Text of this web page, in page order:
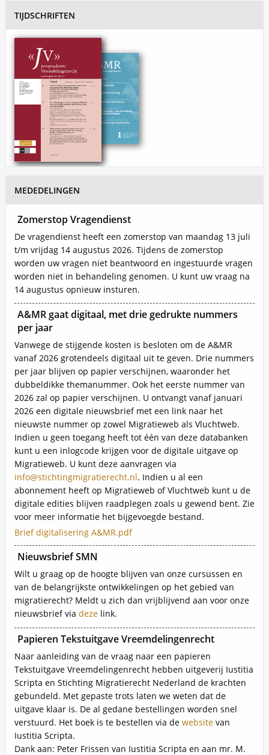
TIJDSCHRIFTEN
MEDEDELINGEN
Zomerstop Vragendienst
Inhoud
De vragendienst heeft een zomerstop van maandag 13 juli
t/m vrijdag 14 augustus 2026. Tijdens de zomerstop
worden uw vragen niet beantwoord en ingestuurde vragen
worden niet in behandeling genomen. U kunt uw vraag na
14 augustus opnieuw insturen.
A&MR gaat digitaal, met drie gedrukte nummers
per jaar
Inhoud
Vanwege de stijgende kosten is besloten om de A&MR
vanaf 2026 grotendeels digitaal uit te geven. Drie nummers
per jaar blijven op papier verschijnen, waaronder het
dubbeldikke themanummer. Ook het eerste nummer van
2026 zal op papier verschijnen. U ontvangt vanaf januari
2026 een digitale nieuwsbrief met een link naar het
nieuwste nummer op zowel Migratieweb als Vluchtweb.
Indien u geen toegang heeft tot één van deze databanken
kunt u een inlogcode krijgen voor de digitale uitgave op
Migratieweb. U kunt deze aanvragen via
info@stichtingmigratierecht.nl. Indien u al een
abonnement heeft op Migratieweb of Vluchtweb kunt u de
digitale edities blijven raadplegen zoals u gewend bent. Zie
voor meer informatie het bijgevoegde bestand.
Bestand
Brief digitalisering A&MR.pdf
Nieuwsbrief SMN
Inhoud
Wilt u graag op de hoogte blijven van onze cursussen en
van de belangrijkste ontwikkelingen op het gebied van
migratierecht? Meldt u zich dan vrijblijvend aan voor onze
nieuwsbrief via dezelink.
Papieren Tekstuitgave Vreemdelingenrecht
Inhoud
Naar aanleiding van de vraag naar een papieren
Tekstuitgave Vreemdelingenrecht hebben uitgeverij Iustitia
Scripta en Stichting Migratierecht Nederland de krachten
gebundeld. Met gepaste trots laten we weten dat de
uitgave klaar is. De al gedane bestellingen worden snel
verstuurd. Het boek is te bestellen via de websitevan
Iustitia Scripta.
Dank aan: Peter Frissen van Iustitia Scripta en aan mr. M.